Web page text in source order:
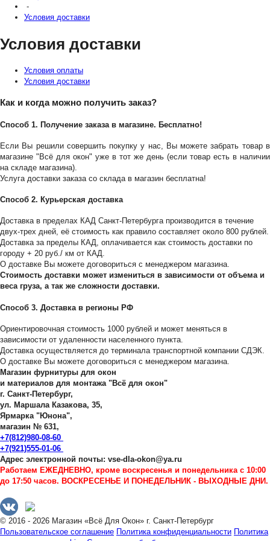
-
Условия доставки
Условия доставки
Условия оплаты
Условия доставки
Как и когда можно получить заказ?
Способ 1. Получение заказа в магазине. Бесплатно!
Если Вы решили совершить покупку у нас, Вы можете забрать товар в
магазине "Всё для окон" уже в тот же день (если товар есть в наличии
на складе магазина).
Услуга доставки заказа со склада в магазин бесплатна!
Способ 2. Курьерская доставка
Доставка в пределах КАД Санкт-Петербурга производится в течение
двух-трех дней, её стоимость как правило составляет около 800 рублей.
Доставка за пределы КАД, оплачивается как стоимость доставки по
городу + 20 руб./ км от КАД.
О доставке Вы можете договориться с менеджером магазина.
Стоимость доставки может измениться в зависимости от объема и
веса груза, а так же сложности доставки.
Способ 3. Доставка в регионы РФ
Ориентировочная стоимость 1000 рублей и может меняться в
зависимости от удаленности населенного пункта.
Доставка осуществляется до терминала транспортной компании СДЭК.
О доставке Вы можете договориться с менеджером магазина.
Магазин фурнитуры для окон
и материалов для монтажа "Всё для окон"
г. Санкт-Петербург,
ул. Маршала Казакова, 35,
Ярмарка "Юнона",
магазин № 631,
+7(812)980-08-60
+7(921)555-01-06
Адрес электронной почты: vse-dla-okon@ya.ru
Работаем ЕЖЕДНЕВНО, кроме воскресенья и понедельника с 10:00
до 17:50 часов. ВОСКРЕСЕНЬЕ И ПОНЕДЕЛЬНИК - ВЫХОДНЫЕ ДНИ.
© 2016 - 2026 Магазин «Всё Для Окон» г. Санкт-Петербург
Пользовательское соглашение Политика конфиденциальности Политика